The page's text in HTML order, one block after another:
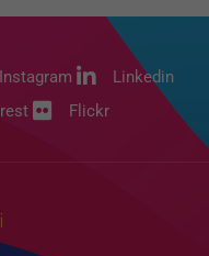
Instagram
Linkedin
Flickr